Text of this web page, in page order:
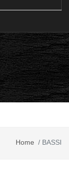
Home / BASSI